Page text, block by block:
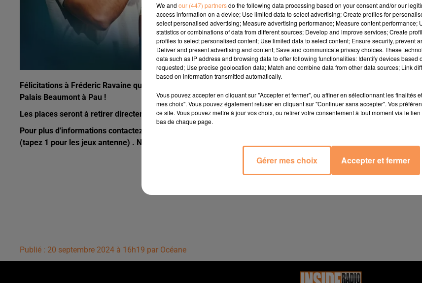
Félicitations à Fréderic Ravaine qui remporte 2 invitations pour le spectacle de Franjo prévu demain soir à 20h30
Palais Beaumont à Pau !
Les places seront à retirer directement au gichet du Palais Beaumont sur présentation de la carte d'identité.
Pour plus d'informations contactez notre standard de 9h à 12h et de 14h à 19h du lundi au vendredi au 05 59 84
(tapez 1 pour les jeux antenne) . Nous vous répondrons dans les plus brefs délais.
Publié : 20 septembre 2024 à 16h19 par Océane
We and our (447) partnersdo the following data processing based on your consent and/or our
access information on a device; Use limited data to select advertising; Create profiles for
select personalised advertising; Measure advertising performance; Measure content performance;
statistics or combinations of data from different sources; Develop and improve services; Create
profiles to select personalised content; Use limited data to select content; Ensure security, prevent
Deliver and present advertising and content; Save and communicate privacy choices. These
data such as IP address and browsing data to offer following functionalities: Identify devices based
requested; Use precise geolocation data; Match and combine data from other data sources; Link
based on information transmitted automatically.
Vous pouvez accepter en cliquant sur "Accepter et fermer", ou affiner en sélectionnant les finalités
mes choix". Vous pouvez également refuser en cliquant sur "Continuer sans accepter". Vos
ce site. Vous pouvez mettre à jour vos choix, ou retirer votre consentement à tout moment via le
bas de chaque page.
Gérer mes choix Accepter et fermer